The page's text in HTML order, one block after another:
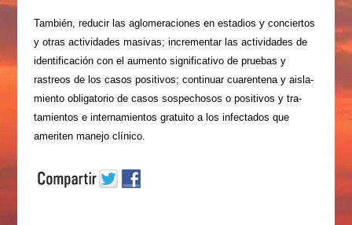
También, reducir las aglo­meraciones en estadios y conciertos
y otras activida­des masivas; incrementar las actividades de
identifica­ción con el aumento signifi­cativo de pruebas y
rastreos de los casos positivos; con­tinuar cuarentena y aisla­
miento obligatorio de casos sospechosos o positivos y tra­
tamientos e internamientos gratuito a los infectados que
ameriten manejo clínico.